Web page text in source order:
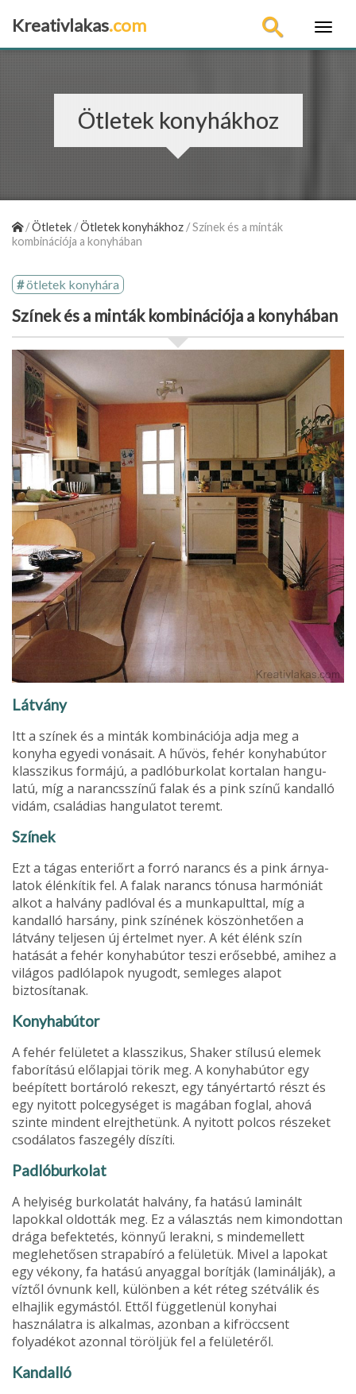
Kreativlakas.com
Ötletek konyhákhoz
/Ötletek /Ötletek konyhákhoz /Színek és a minták
kombinációja a konyhában
ötletek konyhára
Színek és a minták kombinációja a konyhában
Látvány
Itt a színek és a minták kombinációja adja meg a
konyha egyedi vonásait. A hűvös, fehér konyhabútor
klasszikus formájú, a padlóburkolat kortalan hangu­
latú, míg a narancsszínű falak és a pink színű kandalló
vidám, csa­ládias hangulatot teremt.
Színek
Ezt a tágas enteriőrt a forró narancs és a pink árnya­
latok élénkítik fel. A falak narancs tónusa harmóniát
alkot a hal­vány padlóval és a munkapulttal, míg a
kandalló harsány, pink szí­nének köszönhetően a
látvány teljesen új értelmet nyer. A két élénk szín
hatását a fehér kony­habútor teszi erősebbé, amihez a
világos padlólapok nyugodt, semleges alapot
biztosítanak.
Konyhabútor
A fehér felületet a klasszikus, Shaker stílusú ele­mek
faborítású előlapjai törik meg. A konyhabútor egy
beépí­tett bortároló rekeszt, egy tányér­tartó részt és
egy nyitott polc­egységet is magában foglal, ahová
szinte mindent elrejthetünk. A nyitott polcos részeket
csodálatos faszegély díszíti.
Padlóburkolat
A helyiség bur­kolatát halvány, fa hatású lami­nált
lapokkal oldották meg. Ez a választás nem kimondottan
drága befektetés, könnyű lerakni, s mindemellett
meglehetősen strapabíró a felületük. Mivel a la­pokat
egy vékony, fa hatású anyaggal borítják (laminálják), a
víztől óvnunk kell, különben a két réteg szétválik és
elhajlik egymástól. Ettől függetlenül konyhai
használatra is alkalmas, azonban a kifröccsent
folyadékot azonnal töröljük fel a felületéről.
Kandalló